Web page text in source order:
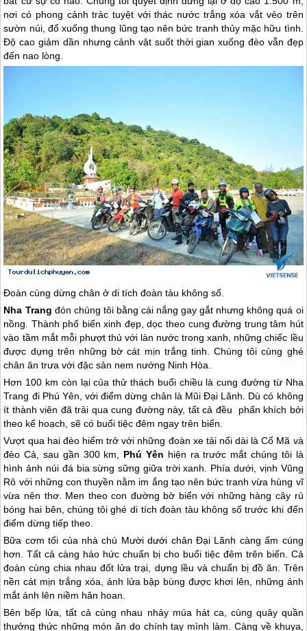
nơi có phong cảnh trác tuyệt với thác nước trắng xóa vắt vẻo trên
sườn núi, đổ xuống thung lũng tạo nên bức tranh thủy mặc hữu tình.
Độ cao giảm dần nhưng cảnh vật suốt thời gian xuống đèo vẫn đẹp
đến nao lòng.
Đoàn cùng dừng chân ở di tích đoàn tàu không số.
Nha Trang đón chúng tôi bằng cái nắng gay gắt nhưng không quá oi
nồng. Thành phố biển xinh đẹp, dọc theo cung đường trung tâm hút
vào tầm mắt mỗi phượt thủ với làn nước trong xanh, những chiếc lều
được dựng trên những bờ cát mịn trắng tinh. Chúng tôi cùng ghé
chân ăn trưa với đặc sản nem nướng Ninh Hòa.
Hơn 100 km còn lại của thử thách buổi chiều là cung đường từ Nha
Trang đi Phú Yên , với điểm dừng chân là Mũi Đại Lãnh. Dù có không
ít thành viên đã trải qua cung đường này, tất cả đều phấn khích bởi
theo kế hoạch, sẽ có buổi tiệc đêm ngay trên biển.
Vượt qua hai đèo hiểm trở với những đoàn xe tải nối dài là Cổ Mã và
đèo Cả, sau gần 300 km, Phú Yên hiện ra trước mắt chúng tôi là
hình ảnh núi đá bia sừng sững giữa trời xanh. Phía dưới, vịnh Vũng
Rô với những con thuyền nằm im ắng tạo nên bức tranh vừa hùng vĩ
vừa nên thơ. Men theo con đường bờ biển với những hàng cây rủ
bóng hai bên, chúng tôi ghé di tích đoàn tàu không số trước khi đến
điểm dừng tiếp theo.
Bữa cơm tối của nhà chú Mười dưới chân Đại Lãnh càng ấm cúng
hơn. Tất cả càng háo hức chuẩn bị cho buổi tiệc đêm trên biển. Cả
đoàn cùng chia nhau đốt lửa trại, dựng lều và chuẩn bị đồ ăn. Trên
nền cát mịn trắng xóa, ánh lửa bập bùng được khơi lên, những ánh
mắt ánh lên niềm hân hoan.
Bên bếp lửa, tất cả cùng nhau nhảy múa hát ca, cùng quây quần
thưởng thức những món ăn do chính tay mình làm. Càng về khuya,